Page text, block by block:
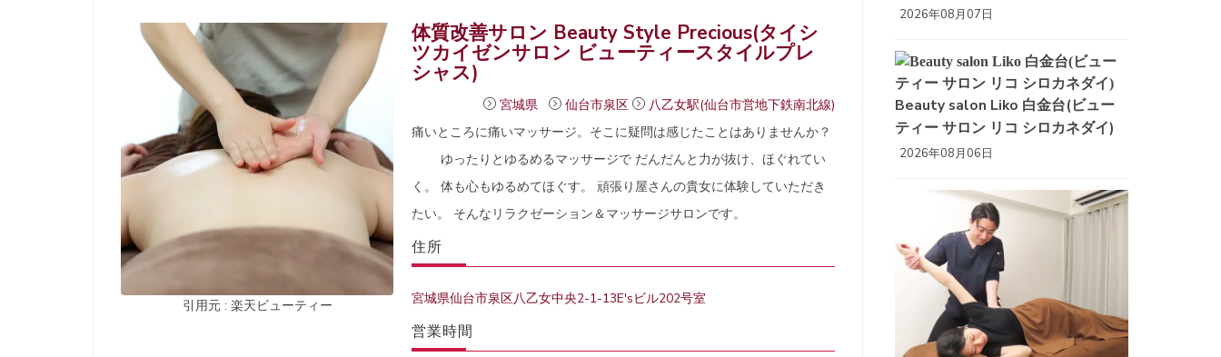
引用元 : 楽天ビューティー
体質改善サロン Beauty Style Precious(タイシ
ツカイゼンサロン ビューティースタイルプレ
シャス)
宮城県 仙台市泉区
八乙女駅(仙台市営地下鉄南北線)
痛いところに痛いマッサージ。そこに疑問は感じたことはありませんか？
ゆったりとゆるめるマッサージで だんだんと力が抜け、ほぐれてい
く。 体も心もゆるめてほぐす。 頑張り屋さんの貴女に体験していただき
たい。 そんなリラクゼーション＆マッサージサロンです。
住所
宮城県仙台市泉区八乙女中央2-1-13E'sビル202号室
営業時間
2026年08月07日
Beauty salon Liko 白金台(ビュー
ティー サロン リコ シロカネダイ)
2026年08月06日